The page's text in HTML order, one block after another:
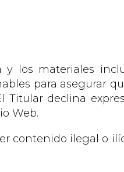
los materiales
para asegurar
declina
Web.
contenido ilegal o